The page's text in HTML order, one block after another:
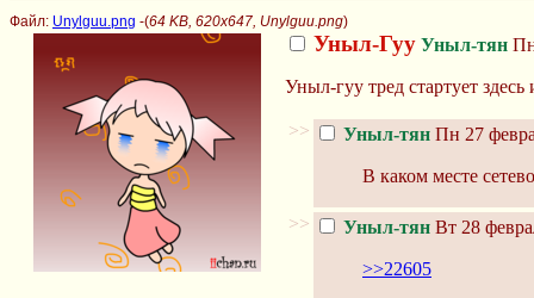
Файл: Unylguu.png -(64 KB, 620x647, Unylguu.png)
Уныл-Гуу Уныл-тян
Уныл-гуу тред стартует здесь
>> Уныл-тян Пн 27
В каком месте
>> Уныл-тян Вт 28
>>22605